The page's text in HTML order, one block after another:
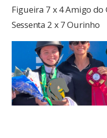
Figueira 7 x 4 Amigo do
Sessenta 2 x 7 Ourinho